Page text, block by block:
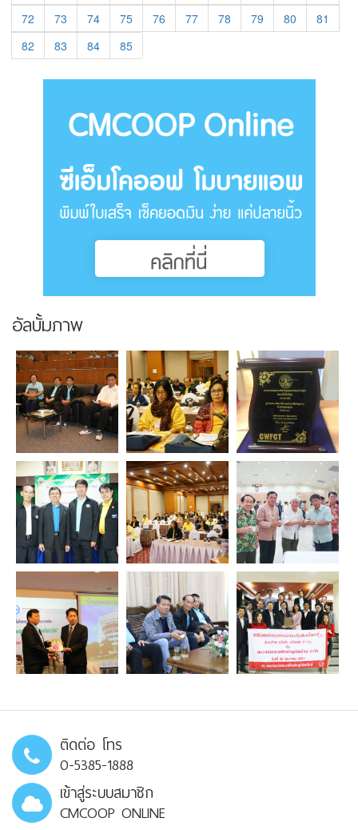
72
73 74 75 76 77 78 79 80
81
82
83 84 85
อัลบั้มภาพ
ติดต่อ โทร
0-5385-1888
เข้าสู่ระบบสมาชิก
CMCOOP ONLINE